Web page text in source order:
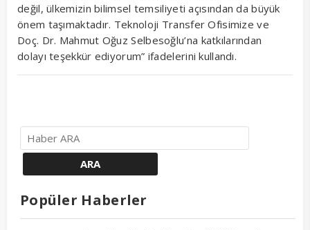
değil, ülkemizin bilimsel temsiliyeti açısından da büyük
önem taşımaktadır. Teknoloji Transfer Ofisimize ve
Doç. Dr. Mahmut Oğuz Selbesoğlu’na katkılarından
dolayı teşekkür ediyorum” ifadelerini kullandı.
Popüler Haberler